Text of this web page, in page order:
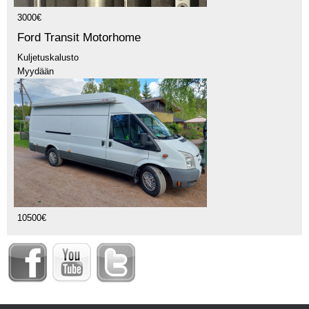
3000€
Ford Transit Motorhome
Kuljetuskalusto
Myydään
10500€